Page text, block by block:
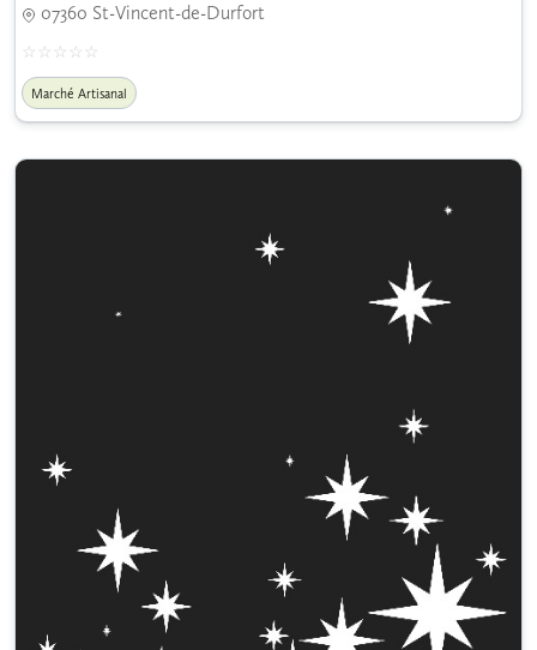
07360 St-Vincent-de-Durfort
Marché Artisanal